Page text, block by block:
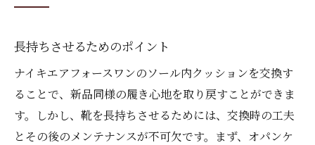
長持ちさせるためのポイント
ナイキエアフォースワンのソール内クッションを交換す
ることで、新品同様の履き心地を取り戻すことができま
す。しかし、靴を長持ちさせるためには、交換時の工夫
とその後のメンテナンスが不可欠です。まず、オパンケ